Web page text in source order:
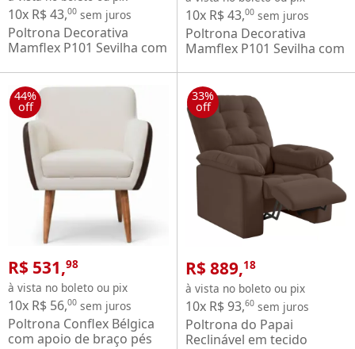
10x R$ 43,00 sem juros
Poltrona Decorativa
Mamflex P101 Sevilha com
tecido Palmeira Floral
10x R$ 43,00 sem juros
Poltrona Decorativa
Mamflex P101 Sevilha com
Tecido Cacau Suede Liso
Veludo
44%
off
R$ 531,98
à vista no boleto ou pix
10x R$ 56,00 sem juros
Poltrona Conflex Bélgica
com apoio de braço pés
33%
off
R$ 889,18
à vista no boleto ou pix
10x R$ 93,60 sem juros
Poltrona do Papai
Reclinável em tecido